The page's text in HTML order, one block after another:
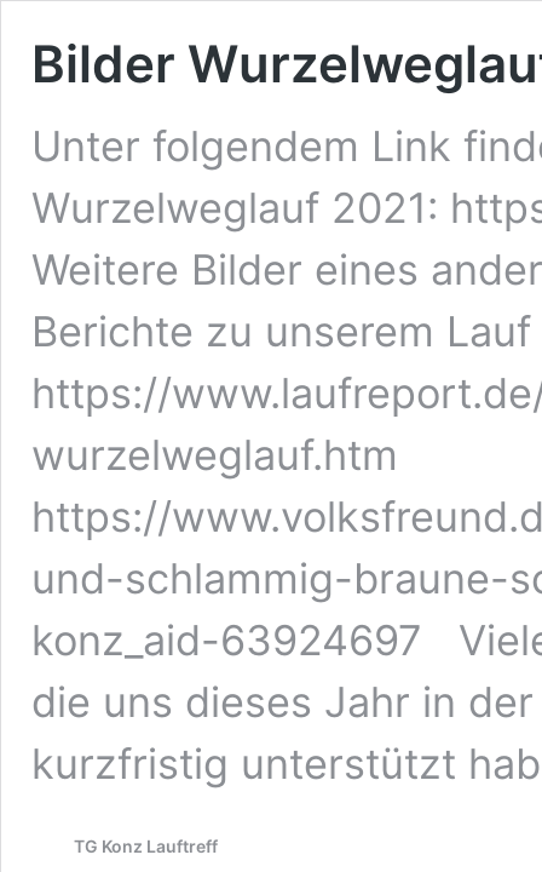
Bilder
Unter folgendem Link
Wurzelweglauf 2021:
Weitere Bilder eines
Berichte zu unserem
https://
wurzelweglauf.htm
https://
und-schlammig-braune-
konz_aid-63924697
die uns dieses Jahr in
kurzfristig unterstützt
TG Konz Lauftreff